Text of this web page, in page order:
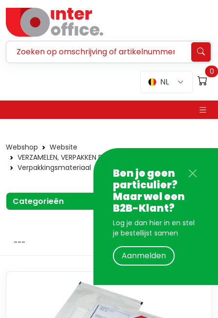
NL
0
Ben je geen
particulier?
Maar wel een
B2B-Klant?
Log je dan hier in en stel
je bestellijst samen
Aanmelden
Webshop
Website
VERZAMELEN, VERPAKKEN EN VERZENDEN
Verpakkingsmateriaal
Packinglist
Categorieën